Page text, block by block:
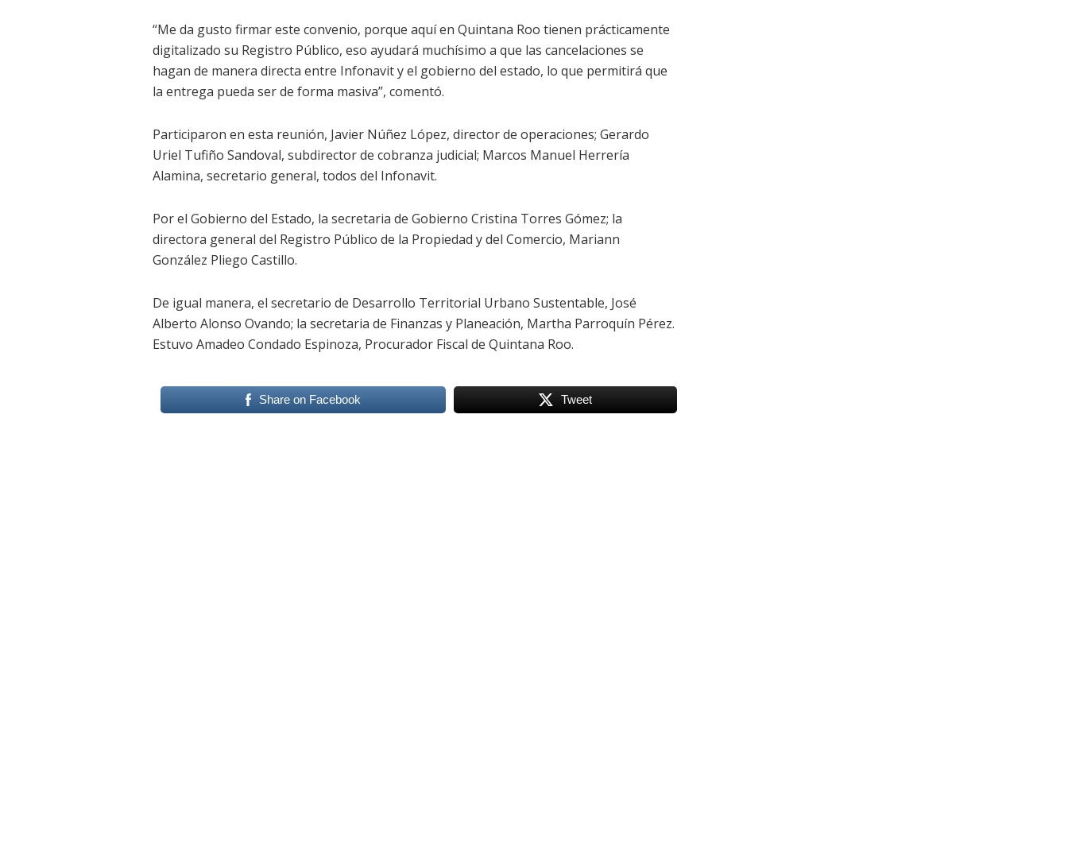
“Me da gusto firmar este convenio, porque aquí en Quintana Roo tienen prácticamente
digitalizado su Registro Público, eso ayudará muchísimo a que las cancelaciones se
hagan de manera directa entre Infonavit y el gobierno del estado, lo que permitirá que
la entrega pueda ser de forma masiva”, comentó.
Participaron en esta reunión, Javier Núñez López, director de operaciones; Gerardo
Uriel Tufiño Sandoval, subdirector de cobranza judicial; Marcos Manuel Herrería
Alamina, secretario general, todos del Infonavit.
Por el Gobierno del Estado, la secretaria de Gobierno Cristina Torres Gómez; la
directora general del Registro Público de la Propiedad y del Comercio, Mariann
González Pliego Castillo.
De igual manera, el secretario de Desarrollo Territorial Urbano Sustentable, José
Alberto Alonso Ovando; la secretaria de Finanzas y Planeación, Martha Parroquín Pérez.
Estuvo Amadeo Condado Espinoza, Procurador Fiscal de Quintana Roo.
Share on Facebook Tweet